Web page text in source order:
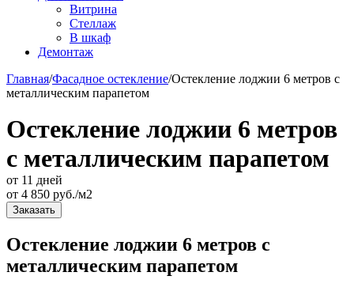
Витрина
Стеллаж
В шкаф
Демонтаж
Главная/Фасадное остекление/Остекление лоджии 6 метров с
металлическим парапетом
Остекление лоджии 6 метров
с металлическим парапетом
от 11 дней
от 4 850 руб./м2
Заказать
Остекление лоджии 6 метров с
металлическим парапетом